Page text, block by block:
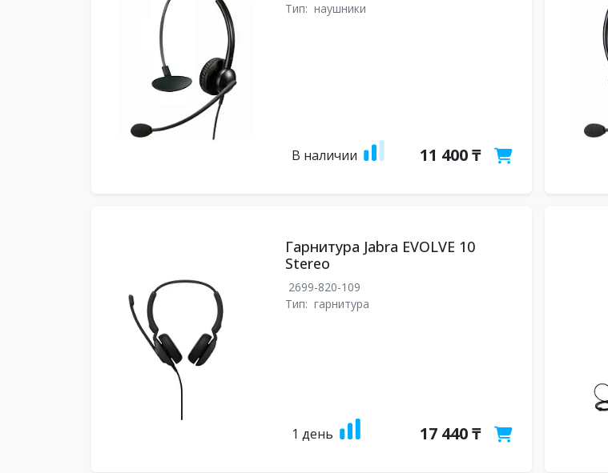
Тип: наушники
В наличии 11 400 ₸
Гарнитура Jabra EVOLVE 10
Stereo
2699-820-109
Тип: гарнитура
1 день 17 440 ₸